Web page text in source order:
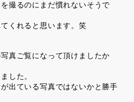
撮るのにまだ慣れないそうで
くれると思います。笑
真ご覧になって頂けましたか
した。
出ている写真ではないかと勝手